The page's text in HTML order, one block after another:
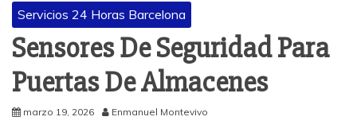
Servicios 24 Horas Barcelona
Sensores De Seguridad Para
Puertas De Almacenes
marzo 19, 2026 Enmanuel Montevivo